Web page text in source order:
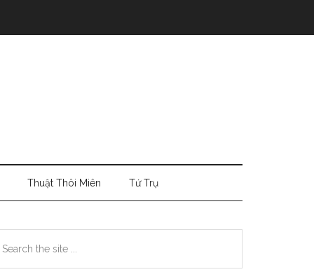
Thuật Thôi Miên Tứ Trụ
Primary